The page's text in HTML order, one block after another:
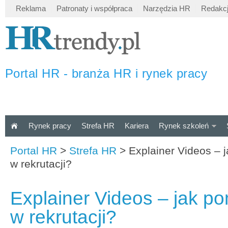
Reklama Patronaty i współpraca Narzędzia HR
Portal HR - branża HR i rynek pracy
Rynek pracy Strefa HR Kariera Rynek szkoleń
Portal HR > Strefa HR > Explainer Videos –
w rekrutacji?
Explainer Videos – jak
w rekrutacji?